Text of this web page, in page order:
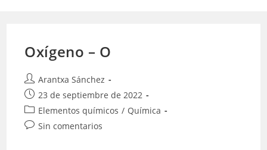
Oxígeno – O
Arantxa Sánchez
23 de septiembre de 2022
Elementos químicos / Química
Sin comentarios